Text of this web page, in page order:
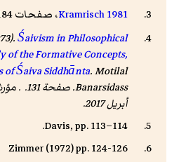
Kramrisch 1981، صفحات 184–188
Śaivism in Philosophical
of the Formative Concepts,
of Śaiva Siddhānta. Motilal
Banarsidass. صفحة 131. . مؤرشف من
أبريل 2017.
Davis, pp. 113–114.
Zimmer (1972) pp. 124-126